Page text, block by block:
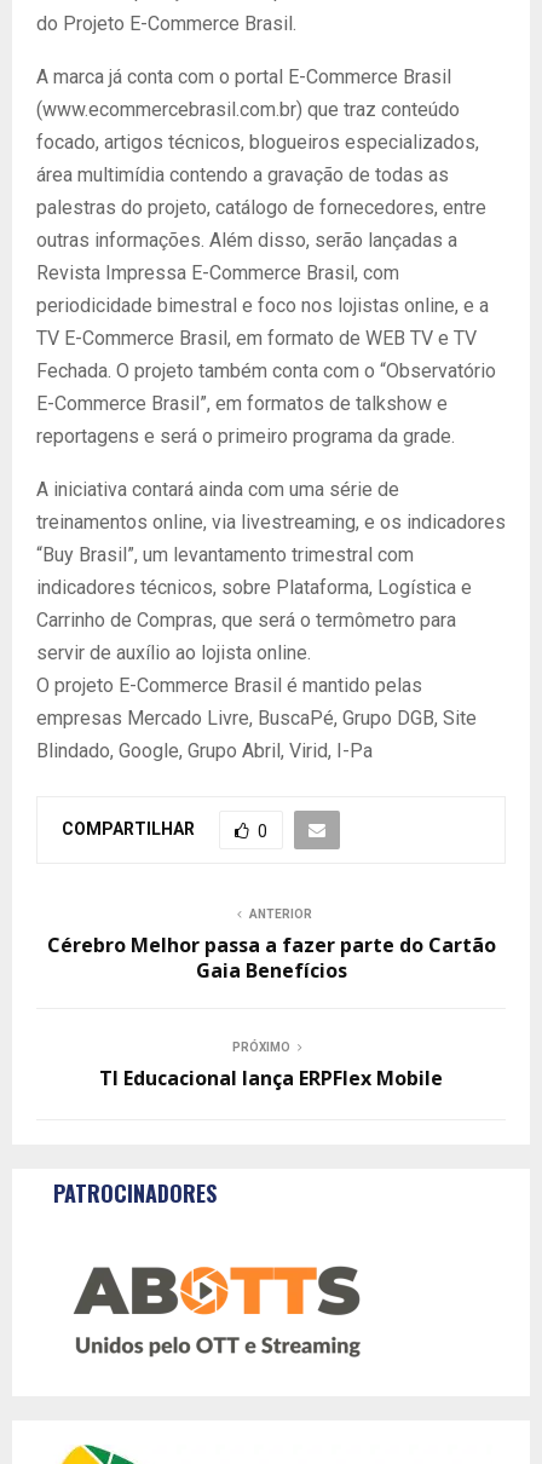
do Projeto E-Commerce Brasil.
A marca já conta com o portal E-Commerce Brasil
(www.ecommercebrasil.com.br) que traz conteúdo
focado, artigos técnicos, blogueiros especializados,
área multimídia contendo a gravação de todas as
palestras do projeto, catálogo de fornecedores, entre
outras informações. Além disso, serão lançadas a
Revista Impressa E-Commerce Brasil, com
periodicidade bimestral e foco nos lojistas online, e a
TV E-Commerce Brasil, em formato de WEB TV e TV
Fechada. O projeto também conta com o “Observatório
E-Commerce Brasil”, em formatos de talkshow e
reportagens e será o primeiro programa da grade.
A iniciativa contará ainda com uma série de
treinamentos online, via livestreaming, e os indicadores
“Buy Brasil”, um levantamento trimestral com
indicadores técnicos, sobre Plataforma, Logística e
Carrinho de Compras, que será o termômetro para
servir de auxílio ao lojista online.
O projeto E-Commerce Brasil é mantido pelas
empresas Mercado Livre, BuscaPé, Grupo DGB, Site
Blindado, Google, Grupo Abril, Virid, I-Pa
COMPARTILHAR 0
ANTERIOR
Cérebro Melhor passa a fazer parte do Cartão
Gaia Benefícios
PRÓXIMO
TI Educacional lança ERPFlex Mobile
PATROCINADORES